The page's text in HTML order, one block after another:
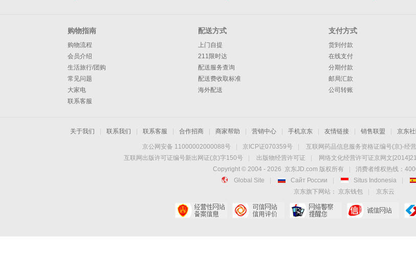
购物指南
购物流程
会员介绍
生活旅行/团购
常见问题
大家电
联系客服
配送方式
上门自提
211限时达
配送服务查询
配送费收取标准
海外配送
支付方式
货到付款
在线支付
分期付款
邮局汇款
公司转账
关于我们 联系我们 联系客服 合作招商 商家帮助 营销中心 手机京东 友情链接 销售联盟 京东
京公网安备 11000002000088号 京ICP证070359号 互联网药品信息服务资格证编号(京)-经
互联网出版许可证编号新出网证(京)字150号
出版物经营许可证 网络文化经营许可证京网文
Copyright © 2004 - 2026 京东JD.com 版权所有 消费者维权热线：
Global Site
Сайт России Situs Indonesia
京东旗下网站：
京东钱包 京东云